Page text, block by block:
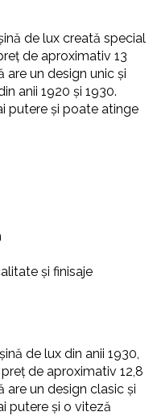
de lux creată special
de aproximativ 13
are un design unic și
anii 1920 și 1930.
putere și poate atinge
și finisaje
de lux din anii 1930,
de aproximativ 12,8
are un design clasic și
putere și o viteză